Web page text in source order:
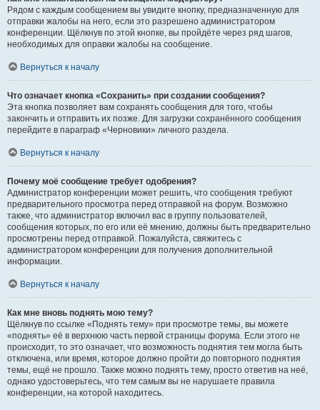
Рядом с каждым сообщением вы увидите кнопку, предназначенную для
отправки жалобы на него, если это разрешено администратором
конференции. Щёлкнув по этой кнопке, вы пройдёте через ряд шагов,
необходимых для оправки жалобы на сообщение.
Вернуться к началу
Что означает кнопка «Сохранить» при создании сообщения?
Эта кнопка позволяет вам сохранять сообщения для того, чтобы
закончить и отправить их позже. Для загрузки сохранённого сообщения
перейдите в параграф «Черновики» личного раздела.
Вернуться к началу
Почему моё сообщение требует одобрения?
Администратор конференции может решить, что сообщения требуют
предварительного просмотра перед отправкой на форум. Возможно
также, что администратор включил вас в группу пользователей,
сообщения которых, по его или её мнению, должны быть предварительно
просмотрены перед отправкой. Пожалуйста, свяжитесь с
администратором конференции для получения дополнительной
информации.
Вернуться к началу
Как мне вновь поднять мою тему?
Щёлкнув по ссылке «Поднять тему» при просмотре темы, вы можете
«поднять» её в верхнюю часть первой страницы форума. Если этого не
происходит, то это означает, что возможность поднятия тем могла быть
отключена, или время, которое должно пройти до повторного поднятия
темы, ещё не прошло. Также можно поднять тему, просто ответив на неё,
однако удостоверьтесь, что тем самым вы не нарушаете правила
конференции, на которой находитесь.